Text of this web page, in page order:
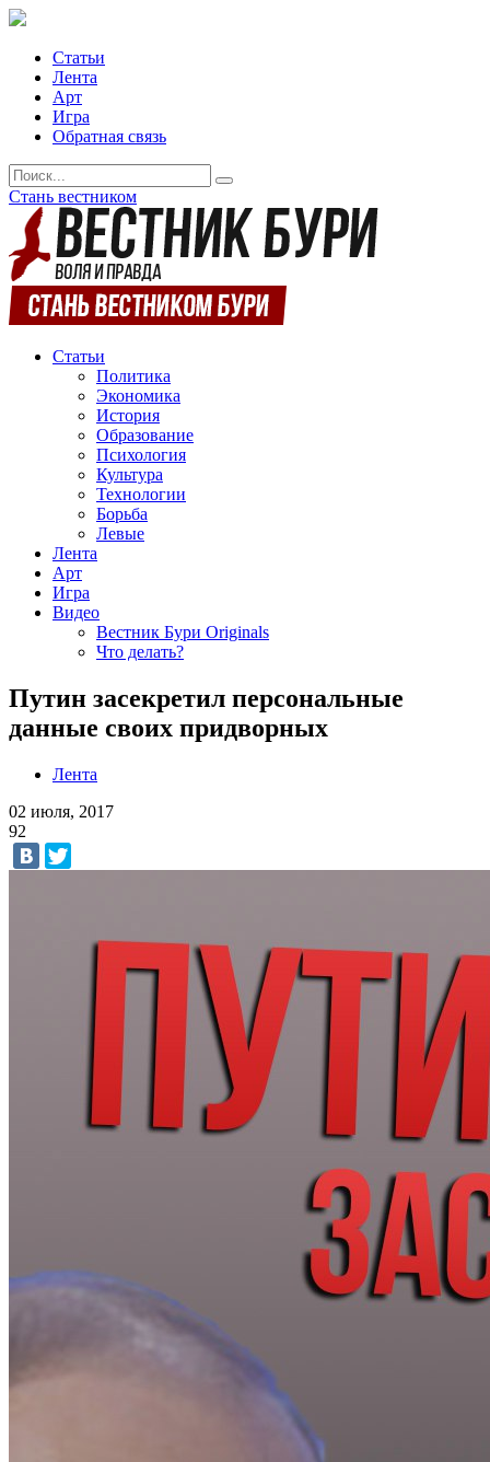
Статьи
Лента
Арт
Игра
Обратная связь
Стань вестником
Статьи
Политика
Экономика
История
Образование
Психология
Культура
Технологии
Борьба
Левые
Лента
Арт
Игра
Видео
Вестник Бури Originals
Что делать?
Путин засекретил персональные
данные своих придворных
Лента
02 июля, 2017
92